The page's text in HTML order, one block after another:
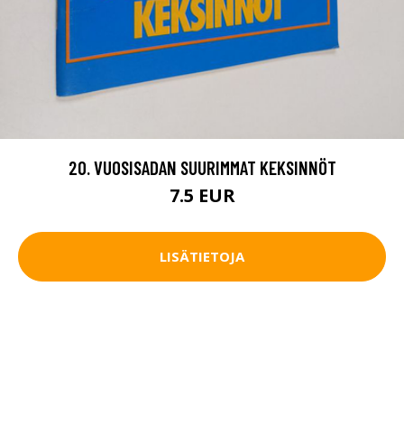
20. VUOSISADAN SUURIMMAT KEKSINNÖT
7.5 EUR
LISÄTIETOJA